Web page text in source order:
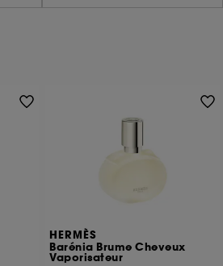
HERMÈS
Barénia Brume Cheveux
Vaporisateur